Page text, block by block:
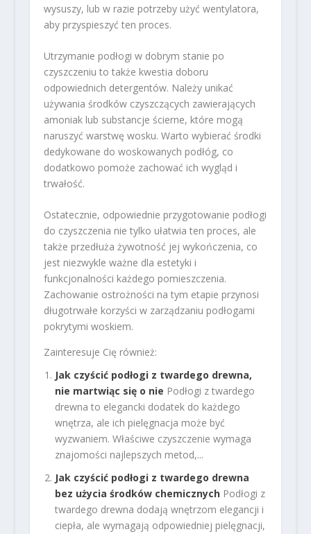
wysuszy, lub w razie potrzeby użyć wentylatora,
aby przyspieszyć ten proces.
Utrzymanie podłogi w dobrym stanie po
czyszczeniu to także kwestia doboru
odpowiednich detergentów. Należy unikać
używania środków czyszczących zawierających
amoniak lub substancje ścierne, które mogą
naruszyć warstwę wosku. Warto wybierać środki
dedykowane do woskowanych podłóg, co
dodatkowo pomoże zachować ich wygląd i
trwałość.
Ostatecznie, odpowiednie przygotowanie podłogi
do czyszczenia nie tylko ułatwia ten proces, ale
także przedłuża żywotność jej wykończenia, co
jest niezwykle ważne dla estetyki i
funkcjonalności każdego pomieszczenia.
Zachowanie ostrożności na tym etapie przynosi
długotrwałe korzyści w zarządzaniu podłogami
pokrytymi woskiem.
Zainteresuje Cię również:
Jak czyścić podłogi z twardego drewna,
nie martwiąc się o nie Podłogi z twardego
drewna to elegancki dodatek do każdego
wnętrza, ale ich pielęgnacja może być
wyzwaniem. Właściwe czyszczenie wymaga
znajomości najlepszych metod,...
Jak czyścić podłogi z twardego drewna
bez użycia środków chemicznych Podłogi z
twardego drewna dodają wnętrzom elegancji i
ciepła, ale wymagają odpowiedniej pielęgnacji,